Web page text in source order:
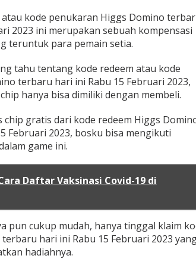
atau kode penukaran Higgs Domino
2023 ini merupakan sebuah kompensasi
teruntuk para pemain setia.
tahu tentang kode redeem atau kode
terbaru hari ini Rabu 15 Februari 2023,
hanya bisa dimiliki dengan membeli.
chip gratis dari kode redeem Higgs
Februari 2023, bosku bisa mengikuti
game ini.
Daftar Vaksinasi Covid-19 di
pun cukup mudah, hanya tinggal klaim
hari ini Rabu 15 Februari 2023
hadiahnya.